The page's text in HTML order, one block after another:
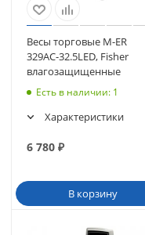
Весы торговые M-ER
329AC-32.5LED, Fisher
влагозащищенные
Есть в наличии: 1
Характеристики
6 780 ₽
В корзину